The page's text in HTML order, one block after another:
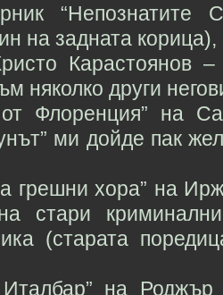
“Непознатите
на задната
Карастоянов
няколко други
от Флоренция” на
ми дойде пак
грешни хора” на
стари
(старата
на